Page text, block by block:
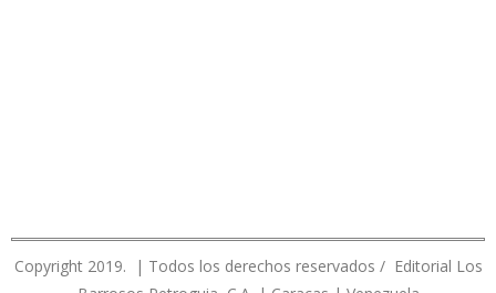
Copyright 2019. | Todos los derechos reservados / Editorial Los